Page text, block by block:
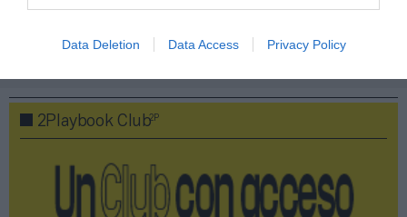
Data Deletion Data Access Privacy Policy
2Playbook Club2P